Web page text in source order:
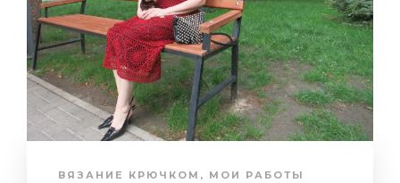
ВЯЗАНИЕ КРЮЧКОМ , МОИ РАБОТЫ